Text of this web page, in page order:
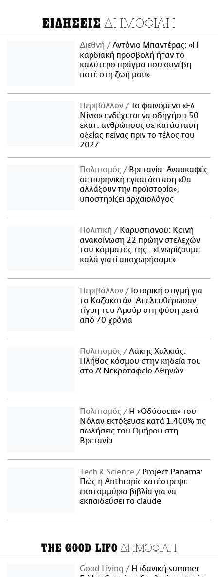
ΕΙΔΗΣΕΙΣ ΔΗΜΟΦΙΛΗ
Διεθνή
Αντόνιο Μπαντέρας: «Η
καρδιακή προσβολή ήταν το
καλύτερο πράγμα που συνέβη
ποτέ στη ζωή μου»
Περιβάλλον
Το φαινόμενο «Ελ
Νίνιο» ενδέχεται να οδηγήσει 50
εκατ. ανθρώπους σε κατάσταση
οξείας πείνας πριν το τέλος του
2027
Πολιτισμός
Βρετανία: Ανασκαφές
σε πυρηνική εγκατάσταση «θα
αλλάξουν την προϊστορία»,
υποστηρίζει αρχαιολόγος
Πολιτική
Καρυστιανού: Κοινή
ανακοίνωση 22 πρώην στελεχών
του κόμματός της - «Γνωρίζουμε
καλά γιατί αποχωρήσαμε»
Περιβάλλον
Ιστορική στιγμή για
το Καζακστάν: Απελευθέρωσαν
τίγρη του Αμούρ στη φύση μετά
από 70 χρόνια
Πολιτισμός
Λάκης Χαλκιάς:
Πλήθος κόσμου στην κηδεία του
στο Α' Νεκροταφείο Αθηνών
Πολιτισμός
Η «Οδύσσεια» του
Νόλαν εκτόξευσε κατά 1.400% τις
πωλήσεις του Ομήρου στη
Βρετανία
Τech & Science
Project Panama:
Πώς η Anthropic κατέστρεψε
εκατομμύρια βιβλία για να
εκπαιδεύσει το claude
THE GOOD LIFO ΔΗΜΟΦΙΛΗ
Good Living
Η ιδανική summer